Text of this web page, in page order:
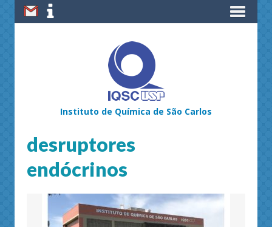
Instituto de Química de São Carlos
desruptores
endócrinos